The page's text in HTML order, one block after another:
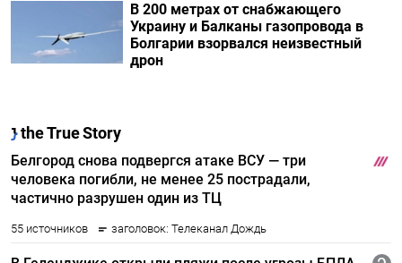
В 200 метрах от снабжающего
Украину и Балканы газопровода в
Болгарии взорвался неизвестный
дрон